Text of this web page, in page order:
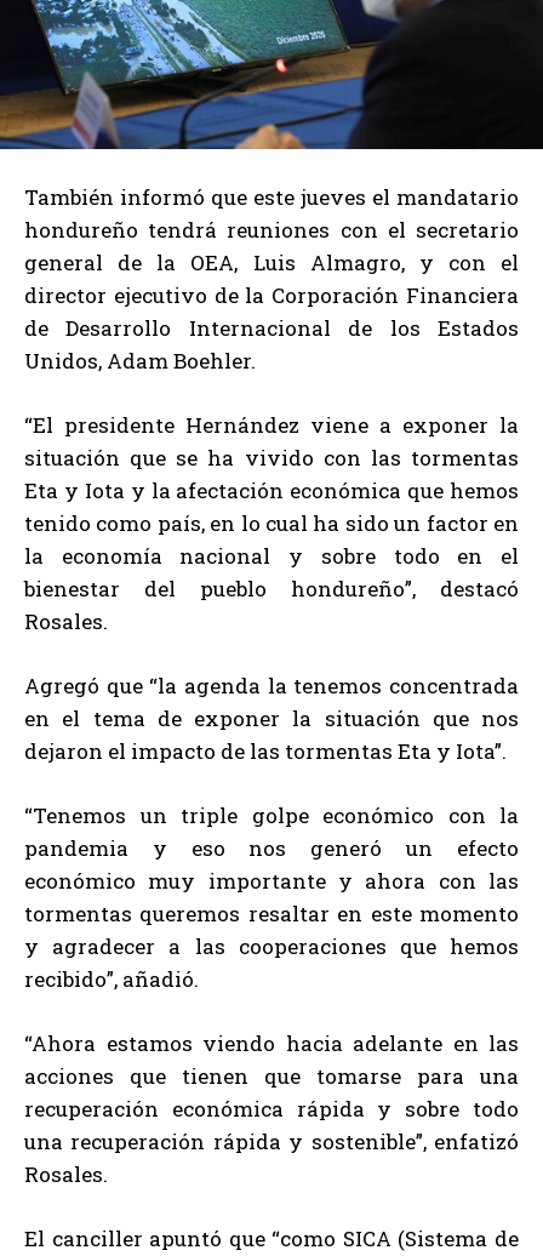
También informó que este jueves el mandatario
hondureño tendrá reuniones con el secretario
general de la OEA, Luis Almagro, y con el
director ejecutivo de la Corporación Financiera
de Desarrollo Internacional de los Estados
Unidos, Adam Boehler.
“El presidente Hernández viene a exponer la
situación que se ha vivido con las tormentas
Eta y Iota y la afectación económica que hemos
tenido como país, en lo cual ha sido un factor en
la economía nacional y sobre todo en el
bienestar del pueblo hondureño”, destacó
Rosales.
Agregó que “la agenda la tenemos concentrada
en el tema de exponer la situación que nos
dejaron el impacto de las tormentas Eta y Iota”.
“Tenemos un triple golpe económico con la
pandemia y eso nos generó un efecto
económico muy importante y ahora con las
tormentas queremos resaltar en este momento
y agradecer a las cooperaciones que hemos
recibido”, añadió.
“Ahora estamos viendo hacia adelante en las
acciones que tienen que tomarse para una
recuperación económica rápida y sobre todo
una recuperación rápida y sostenible”, enfatizó
Rosales.
El canciller apuntó que “como SICA (Sistema de